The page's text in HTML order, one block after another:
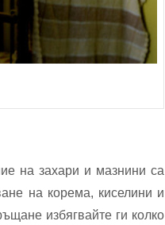
на захари и мазнини са
на корема, киселини и
избягвайте ги колко